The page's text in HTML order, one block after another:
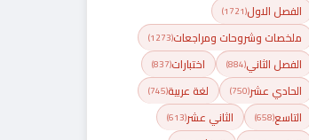
الفصل الاول(1721)
ملخصات وشروحات ومراجعات(1273)
الفصل الثاني(884) اختبارات(837)
الحادي عشر(750) لغة عربية(745)
التاسع(658) الثاني عشر(613)